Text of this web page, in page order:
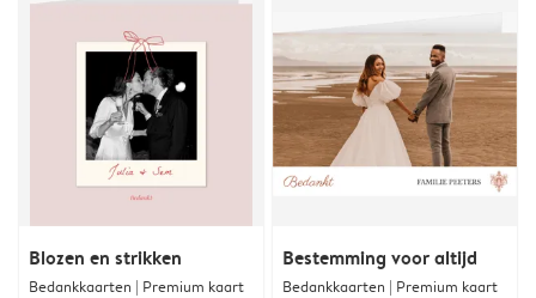
Blozen en strikken
Bedankkaarten | Premium kaart
Bestemming voor altijd
Bedankkaarten | Premium kaart